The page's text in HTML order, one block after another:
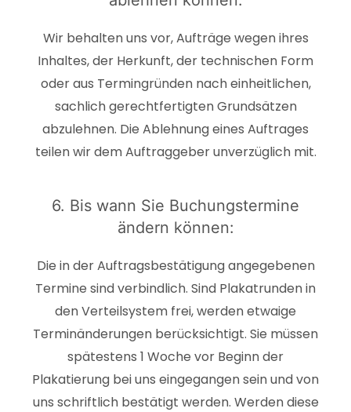
Wir behalten uns vor, Aufträge wegen ihres
Inhaltes, der Herkunft, der technischen Form
oder aus Termingründen nach einheitlichen,
sachlich gerechtfertigten Grundsätzen
abzulehnen. Die Ablehnung eines Auftrages
teilen wir dem Auftraggeber unverzüglich mit.
6. Bis wann Sie Buchungstermine
ändern können:
Die in der Auftragsbestätigung angegebenen
Termine sind verbindlich. Sind Plakatrunden in
den Verteilsystem frei, werden etwaige
Terminänderungen berücksichtigt. Sie müssen
spätestens 1 Woche vor Beginn der
Plakatierung bei uns eingegangen sein und von
uns schriftlich bestätigt werden. Werden diese